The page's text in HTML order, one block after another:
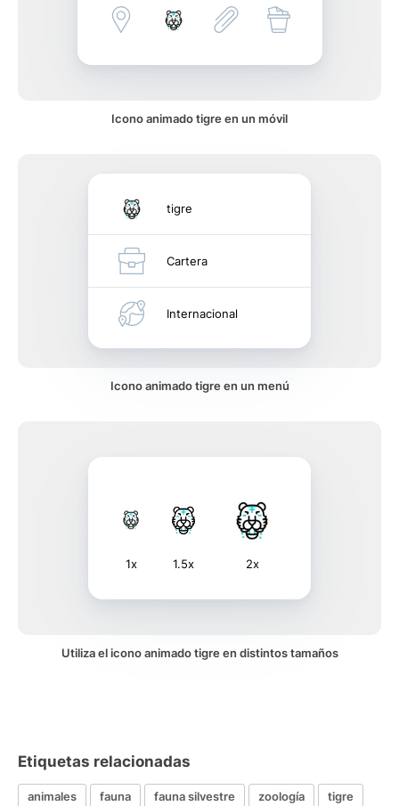
Icono animado tigre en un móvil
tigre
Cartera
Internacional
Icono animado tigre en un menú
1x 1.5x 2x
Utiliza el icono animado tigre en distintos tamaños
Etiquetas relacionadas
animales fauna fauna silvestre zoología tigre